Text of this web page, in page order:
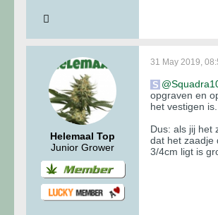
Helemaal Top
Junior Grower
31 May 2019,
opgraven en
het vestigen is.
Dus: als jij het
dat het zaadje
3/4cm ligt is